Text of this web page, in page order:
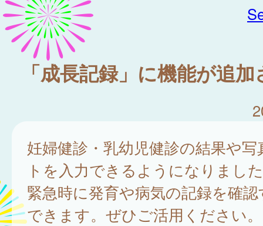
「成長記録」に機能が追
妊婦健診・乳幼児健診の結果や
トを入力できるようになりまし
緊急時に発育や病気の記録を確
できます。ぜひご活用ください。